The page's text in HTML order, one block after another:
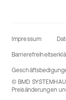
Impressum
© BMD
Preisänderungen